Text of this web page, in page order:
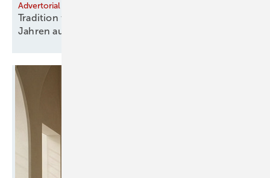
Advertorial
Tradition trifft Qualität: Warum Hafner seit 130
Jahren auf RATH